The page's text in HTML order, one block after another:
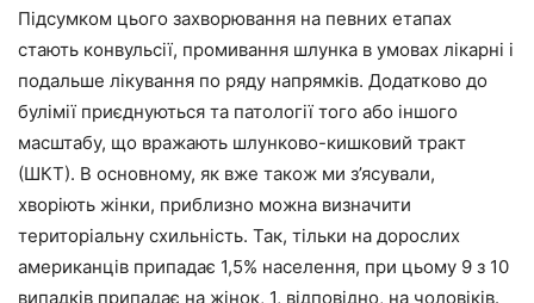
Підсумком цього захворювання на певних етапах
стають конвульсії, промивання шлунка в умовах лікарні і
подальше лікування по ряду напрямків. Додатково до
булімії приєднуються та патології того або іншого
масштабу, що вражають шлунково-кишковий тракт
(ШКТ). В основному, як вже також ми з’ясували,
хворіють жінки, приблизно можна визначити
територіальну схильність. Так, тільки на дорослих
американців припадає 1,5% населення, при цьому 9 з 10
випадків припадає на жінок, 1, відповідно, на чоловіків.